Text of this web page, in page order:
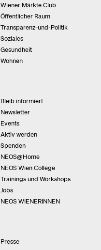
Wiener Märkte Club
Öffentlicher Raum
Transparenz-und-Politik
Soziales
Gesundheit
Wohnen
Bleib informiert
Newsletter
Events
Aktiv werden
Spenden
NEOS@Home
NEOS Wien College
Trainings und Workshops
Jobs
NEOS WIENERINNEN
Presse